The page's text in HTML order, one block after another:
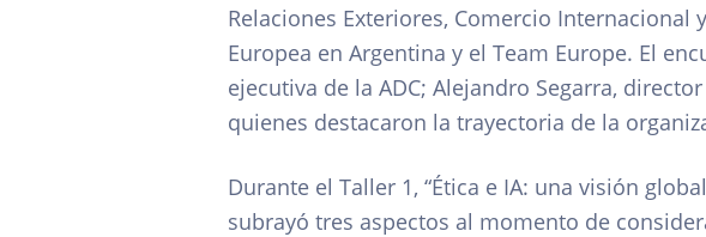
Relaciones Exteriores, Comercio
Europea en Argentina y el Team Europe. El
ejecutiva de la ADC; Alejandro Segarra,
quienes destacaron la trayectoria de la
Durante el Taller 1, “Ética e IA: una visión
subrayó tres aspectos al momento de